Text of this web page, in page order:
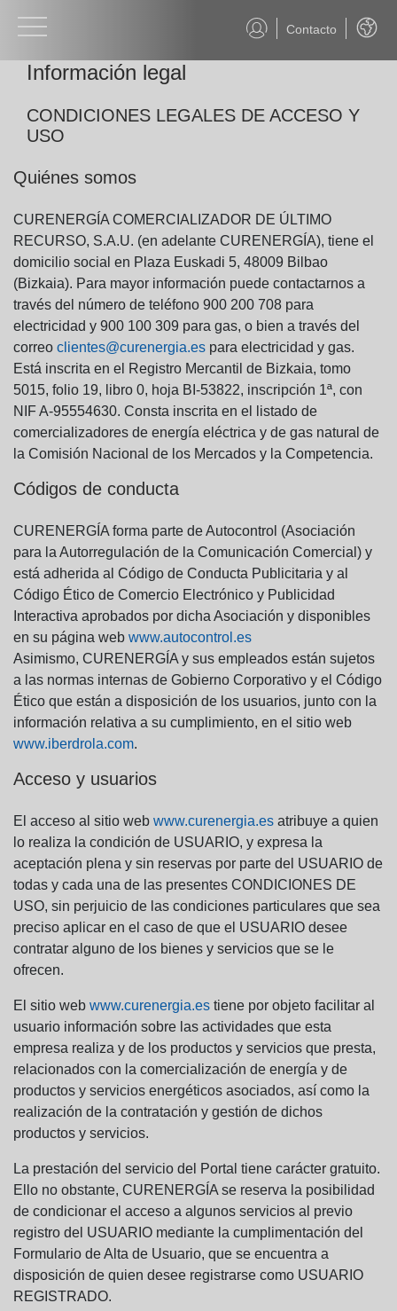
Contacto
Información legal
CONDICIONES LEGALES DE ACCESO Y
USO
Quiénes somos
CURENERGÍA COMERCIALIZADOR DE ÚLTIMO
RECURSO, S.A.U. (en adelante CURENERGÍA), tiene el
domicilio social en Plaza Euskadi 5, 48009 Bilbao
(Bizkaia). Para mayor información puede contactarnos a
través del número de teléfono 900 200 708 para
electricidad y 900 100 309 para gas, o bien a través del
correo clientes@curenergia.es para electricidad y gas.
Está inscrita en el Registro Mercantil de Bizkaia, tomo
5015, folio 19, libro 0, hoja BI-53822, inscripción 1ª, con
NIF A-95554630. Consta inscrita en el listado de
comercializadores de energía eléctrica y de gas natural de
la Comisión Nacional de los Mercados y la Competencia.
Códigos de conducta
CURENERGÍA forma parte de Autocontrol (Asociación
para la Autorregulación de la Comunicación Comercial) y
está adherida al Código de Conducta Publicitaria y al
Código Ético de Comercio Electrónico y Publicidad
Interactiva aprobados por dicha Asociación y disponibles
en su página web www.autocontrol.es
Asimismo, CURENERGÍA y sus empleados están sujetos
a las normas internas de Gobierno Corporativo y el Código
Ético que están a disposición de los usuarios, junto con la
información relativa a su cumplimiento, en el sitio web
www.iberdrola.com.
Acceso y usuarios
El acceso al sitio web www.curenergia.es atribuye a quien
lo realiza la condición de USUARIO, y expresa la
aceptación plena y sin reservas por parte del USUARIO de
todas y cada una de las presentes CONDICIONES DE
USO, sin perjuicio de las condiciones particulares que sea
preciso aplicar en el caso de que el USUARIO desee
contratar alguno de los bienes y servicios que se le
ofrecen.
El sitio web www.curenergia.es tiene por objeto facilitar al
usuario información sobre las actividades que esta
empresa realiza y de los productos y servicios que presta,
relacionados con la comercialización de energía y de
productos y servicios energéticos asociados, así como la
realización de la contratación y gestión de dichos
productos y servicios.
La prestación del servicio del Portal tiene carácter gratuito.
Ello no obstante, CURENERGÍA se reserva la posibilidad
de condicionar el acceso a algunos servicios al previo
registro del USUARIO mediante la cumplimentación del
Formulario de Alta de Usuario, que se encuentra a
disposición de quien desee registrarse como USUARIO
REGISTRADO.